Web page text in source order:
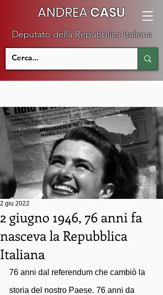
ANDREACASU
Deputato della Repubblica Italiana
2 giugno 1946, 76 anni fa
nasceva la Repubblica
Italiana
2 giu 2022
76 anni dal referendum che cambiò la
storia del nostro Paese. 76 anni da